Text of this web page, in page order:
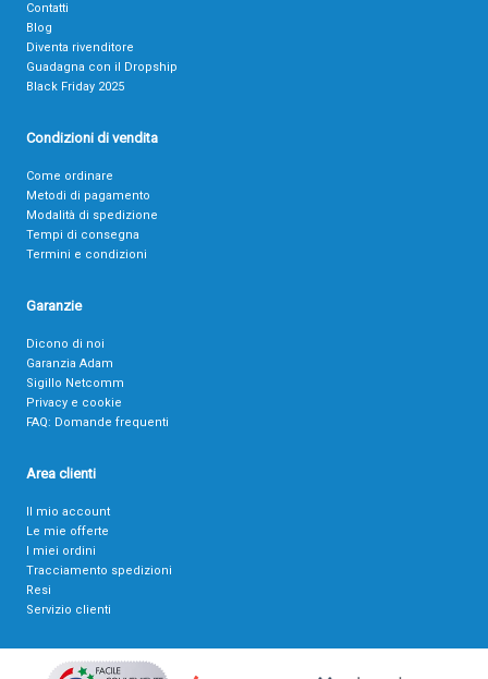
Contatti
Blog
Diventa rivenditore
Guadagna con il Dropship
Black Friday 2025
Condizioni di vendita
Come ordinare
Metodi di pagamento
Modalità di spedizione
Tempi di consegna
Termini e condizioni
Garanzie
Dicono di noi
Garanzia Adam
Sigillo Netcomm
Privacy e cookie
FAQ: Domande frequenti
Area clienti
Il mio account
Le mie offerte
I miei ordini
Tracciamento spedizioni
Resi
Servizio clienti